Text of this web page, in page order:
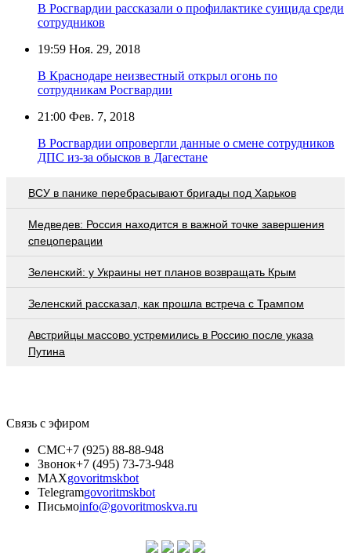
В Росгвардии рассказали о профилактике суицида среди
сотрудников
19:59 Ноя. 29, 2018
В Краснодаре неизвестный открыл огонь по
сотрудникам Росгвардии
21:00 Фев. 7, 2018
В Росгвардии опровергли данные о смене сотрудников
ДПС из-за обысков в Дагестане
ВСУ в панике перебрасывают бригады под Харьков
Медведев: Россия находится в важной точке завершения
спецоперации
Зеленский: у Украины нет планов возвращать Крым
Зеленский рассказал, как прошла встреча с Трампом
Австрийцы массово устремились в Россию после указа
Путина
Связь с эфиром
СМС+7 (925) 88-88-948
Звонок+7 (495) 73-73-948
MAXgovoritmskbot
Telegramgovoritmskbot
Письмоinfo@govoritmoskva.ru